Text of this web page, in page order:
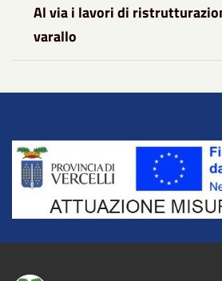
Al via i lavori di
varallo
Title